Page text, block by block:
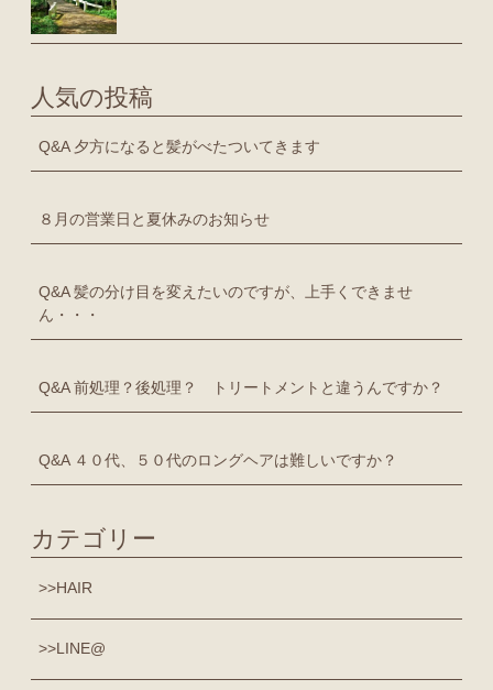
人気の投稿
Q&A 夕方になると髪がべたついてきます
８月の営業日と夏休みのお知らせ
Q&A 髪の分け目を変えたいのですが、上手くできませ
ん・・・
Q&A 前処理？後処理？ トリートメントと違うんですか？
Q&A ４０代、５０代のロングヘアは難しいですか？
カテゴリー
HAIR
LINE@